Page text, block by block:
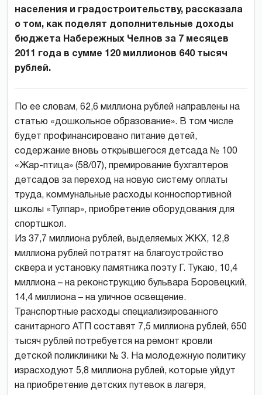
населения и градостроительству, рассказала
о том, как поделят дополнительные доходы
бюджета Набережных Челнов за 7 месяцев
2011 года в сумме 120 миллионов 640 тысяч
рублей.
По ее словам, 62,6 миллиона рублей направлены на
статью «дошкольное образование». В том числе
будет профинансировано питание детей,
содержание вновь открывшегося детсада № 100
«Жар-птица» (58/07), премирование бухгалтеров
детсадов за переход на новую систему оплаты
труда, коммунальные расходы конноспортивной
школы «Тулпар», приобретение оборудования для
спортшкол.
Из 37,7 миллиона рублей, выделяемых ЖКХ, 12,8
миллиона рублей потратят на благоустройство
сквера и установку памятника поэту Г. Тукаю, 10,4
миллиона – на реконструкцию бульвара Боровецкий,
14,4 миллиона – на уличное освещение.
Транспортные расходы специализированного
санитарного АТП составят 7,5 миллиона рублей, 650
тысяч рублей потребуется на ремонт кровли
детской поликлиники № 3. На молодежную политику
израсходуют 5,8 миллиона рублей, которые уйдут
на приобретение детских путевок в лагеря,